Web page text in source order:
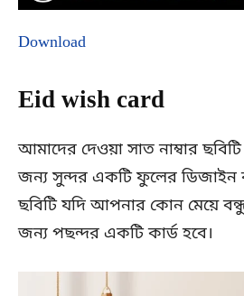
Download
Eid wish card
আমাদের দেওয়া সাত নাম্বার
জন্য সুন্দর একটি ফুলের ডিজাইন
ছবিটি যদি আপনার কোন মেয়ে
জন্য পছন্দর একটি কার্ড হবে।